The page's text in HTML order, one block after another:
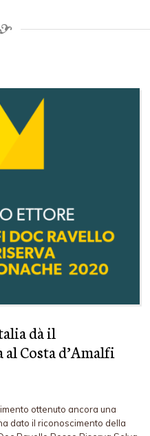
dà il
Costa d’Amalfi
ottenuto ancora una
dato il riconoscimento della